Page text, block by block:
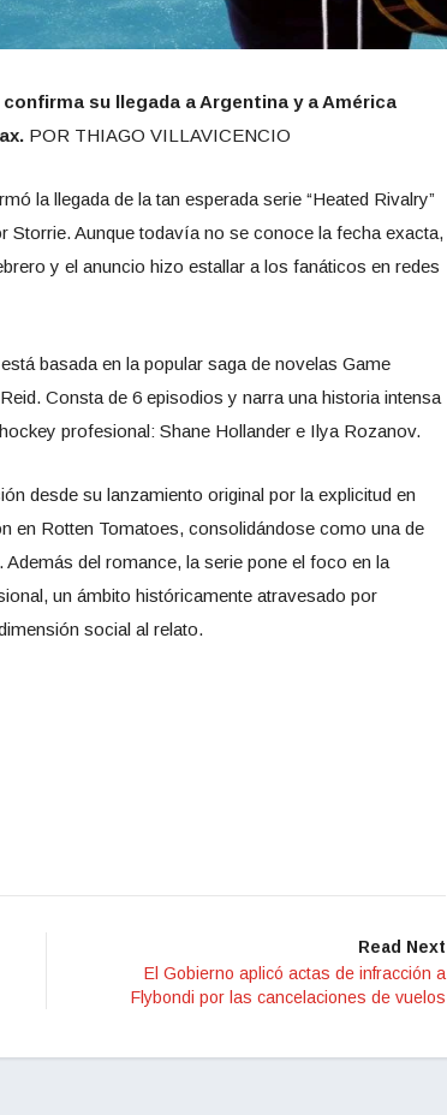
su llegada a Argentina y a América
POR THIAGO VILLAVICENCIO
la llegada de la tan esperada serie “Heated Rivalry”
Storrie. Aunque todavía no se conoce la fecha exacta,
y el anuncio hizo estallar a los fanáticos en redes
basada en la popular saga de novelas Game
Consta de 6 episodios y narra una historia intensa
profesional: Shane Hollander e Ilya Rozanov.
desde su lanzamiento original por la explicitud en
en Rotten Tomatoes, consolidándose como una de
del romance, la serie pone el foco en la
un ámbito históricamente atravesado por
social al relato.
Read Next
El Gobierno aplicó actas de infracción a
Flybondi por las cancelaciones de vuelos